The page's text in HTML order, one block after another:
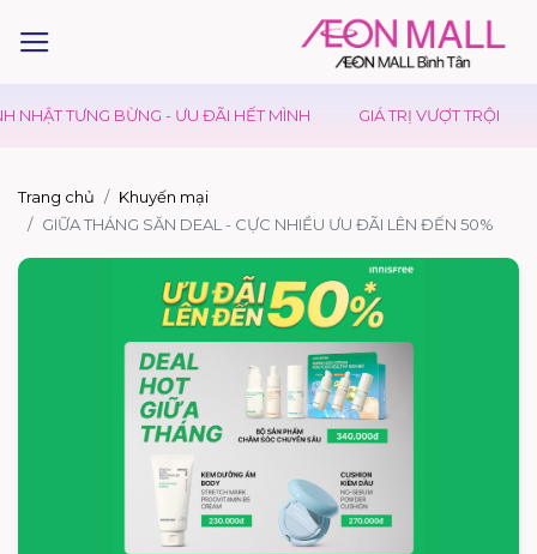
TƯNG BỪNG - ƯU ĐÃI HẾT MÌNH GIÁ TRỊ VƯỢT TRỘI
Trang chủ
Khuyến mại
GIỮA THÁNG SĂN DEAL - CỰC NHIỀU ƯU ĐÃI LÊN ĐẾN 50%